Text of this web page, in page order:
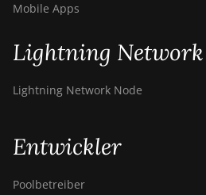
Mobile Apps
Lightning Network
Lightning Network Node
Entwickler
Poolbetreiber